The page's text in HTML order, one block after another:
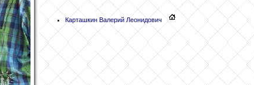
Карташкин Валерий Леонидович